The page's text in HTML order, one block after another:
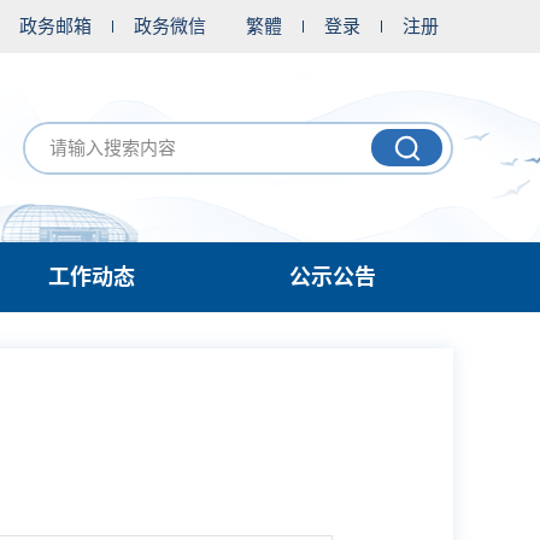
政务邮箱 政务微信 繁體 登录 注册
工作动态 公示公告